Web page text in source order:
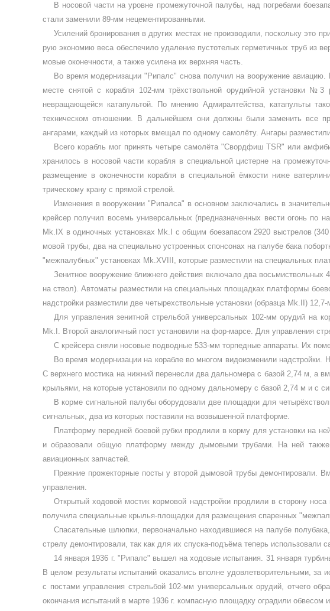
В носовой части на уровне промежуточ­ной палубы, над погребами
ста­ли заменили 89-мм не­цементированными.
Усилений брони­рования в других мес­тах не производили, поскольку это
рую экономию веса обеспечило удаление пустотелых герметич­ных труб из
мовые оконечности, а также усилена их верх­няя часть.
Во время модер­низации "Рипалс" сно­ва получил на воору­жение
месте снятой с кораб­ля 102-мм трёхствольной орудийной установ­ки
невращаю­щейся катапультой. По мнению Адмиралтей­ства, катапульты
техническом отношении. В дальнейшем они должны были заменить все
ангарами, каждый из которых вмещал по одному самолёту. Ангары
Всего корабль мог принять четыре са­молёта "СвордфишTSR" или
хранилось в носовой части корабля в специальной цистерне на
разме­щение в оконечности корабля в специальной ёмкости ниже
трическому крану с прямой стрелой.
Изменения в вооружении "Рипалса" в основном заключались в
крейсер получил восемь универсальных (предназначенных вести огонь
Mk. IX в оди­ночных установках Mk.
с общим боезапасом 2920 выстрелов
мовой трубы, два на специально устроенных спонсонах на палубе бака
"межпалубных" установках Mk.XVIII , которые разместили на специаль­ных
Зенитное вооружение ближнего дей­ствия включало два восьмиствольных
на ствол). Авто­маты разместили на специальных площадках платформы
надстройки разместили две четырехствольные установки (образца Mk. ) 12,7-
Для управления зенитной стрельбой универсальных 102-мм орудий на
Mk. . Второй аналогич­ный пост установили на фор-марсе. Для уп­равления
С крейсера сняли носовые подводные 533-мм торпедные аппараты. Их
Во время модернизации на корабле во многом видоизменили
С верхнего мостика на нижний перенесли два дальномера с базой 2,74 м, а
кры­льями, на которые установили по одному дальномеру с базой 2,74 м и с
В корме сигнальной палубы оборудова­ли две площадки для
сигнальных, два из которых поставили на возвышенной платформе.
Платформу передней боевой рубки про­длили в корму для установки на
и образовали общую платформу между дымовыми трубами. На ней также
авиационных запчастей.
Прежние прожекторные посты у второй дымовой трубы демонтировали.
управления.
Открытый ходовой мостик кормовой надстройки продлили в сторону
получила специальные крылья-площадки для размещения спарен­ных
Спасательные шлюпки, первоначально находившиеся на палубе
стрелу демонтировали, так как для их спуска-подъёма теперь ис­пользовали
14 января 1936 г. "Рипалс" вышел на ходовые испытания. 31 января
В целом ре­зультаты испытаний оказались вполне удов­летворительными,
с постами управления стрельбой 102-мм универсальных орудий, отчего
окончания испытаний в марте 1936 г. компасную площадку огради­ли обвесом